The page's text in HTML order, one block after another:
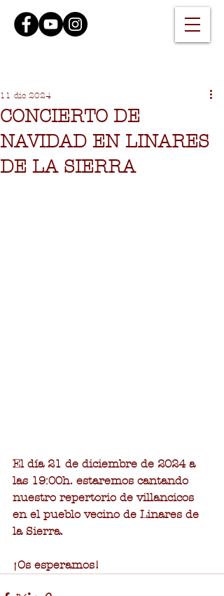
CONCIERTO DE
NAVIDAD EN LINARES
DE LA SIERRA
11 dic 2024
El día 21 de diciembre de 2024 a
las 19:00h. estaremos cantando
nuestro repertorio de villancicos
en el pueblo vecino de Linares de
la Sierra.
¡Os esperamos!